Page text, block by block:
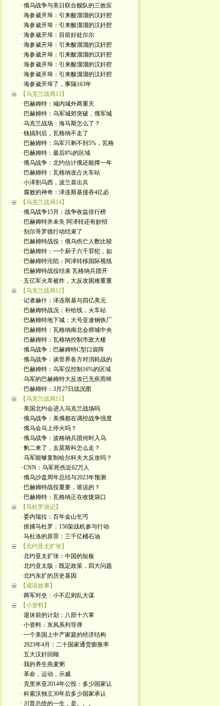
· 俄乌战争与美日联合舰队的三效应
· 海参崴开埠：引来酸溜溜的汉奸腔
· 海参崴开埠：引来酸溜溜的汉奸腔
· 海参崴开埠：目前好处尔尔
· 海参崴开埠：引来酸溜溜的汉奸腔
· 海参崴开埠：引来酸溜溜的汉奸腔
· 海参崴开埠：引来酸溜溜的汉奸腔
· 海参崴开埠：引来酸溜溜的汉奸腔
· 海参崴开埠了，事隔163年
【乌克兰战局13】
· 巴赫姆特：城内城外两重天
· 巴赫姆特：乌军城郊突破，俄军城
· 乌克兰战场：海马斯怎么了？
· 钱搞到后，瓦格纳不走了
· 巴赫姆特：乌军只剩不到5%，瓦格
· 巴赫姆特：最后8%的区域
· 俄乌战争：北约估计俄还能撑一年
· 巴赫姆特：瓦格纳攻占火车站
· 小泽割乌西，波兰喜出兵
· 腐败的神奇：泽连斯基侵吞4亿必
【乌克兰战局14】
· 俄乌战争15月：战争收益排行榜
· 巴赫姆特并未失 阿泽转还有妙招
· 别尔哥罗德行动结束了
· 巴赫姆特战役：俄乌伤亡人数比较
· 巴赫姆特：一个厨子六千罪犯，如
· 巴赫姆特沦陷：阿泽转移国际视线
· 巴赫姆特战役结束 瓦格纳兵团开
· 五亿军火库被炸，大反攻困难重重
【乌克兰战局12】
· 记者赫什：泽连斯基与四亿美元
· 巴赫姆特战况：补给线，火车站
· 巴赫姆特地下城：大号亚速钢铁厂
· 巴赫姆特：瓦格纳南北会师城中央
· 巴赫姆特：瓦格纳控制市政大楼
· 俄乌战争：巴赫姆特C型口袋阵
· 俄乌战争：谈世界各方对消耗战的
· 巴赫姆特：乌军仅控制16%的区域
· 乌军的巴赫姆特大反攻已无疾而终
· 巴赫姆特：3月27日战况图
【乌克兰战局11】
· 美国北约会进入乌克兰战场吗
· 俄乌战争：美俄都在调控战争强度
· 俄乌会马上停火吗？
· 俄乌战争：波格纳兵团何时入乌
· 豹二来了，去莫斯科怎么走？
· 乌军能够复制哈尔科夫大反攻吗？
· CNN：乌军死伤近62万人
· 俄乌沙盘周年总结与2023年预测
· 巴赫姆特战役重要，谁说的？
· 巴赫姆特：瓦格纳正在收拢袋口
【马杜罗游记】
· 委内瑞拉：百年金山乞丐
· 抓捕马杜罗：150架战机参与行动
· 马杜洛的原罪：三千亿桶石油
【北约亚太扩张】
· 北约亚太扩张：中国的短板
· 北约亚太版：既定政策，四大问题
· 北约东扩的历史基因
【成语故事】
· 两军对垒：小不忍则乱大谋
【小资料】
· 退休前的计划：八部十六掌
· 小资料：东风系列导弹
· 一个美国上中产家庭的经济结构
· 2023年4月：二十国家通货膨胀率
· 五大汉奸回顾
· 我的养生燕麦粥
· 革命，运动，示威
· 克里米亚2014年公投：多少国家认
· 科索沃独立30年后多少国家承认
· 川普总统的一生，是。。。